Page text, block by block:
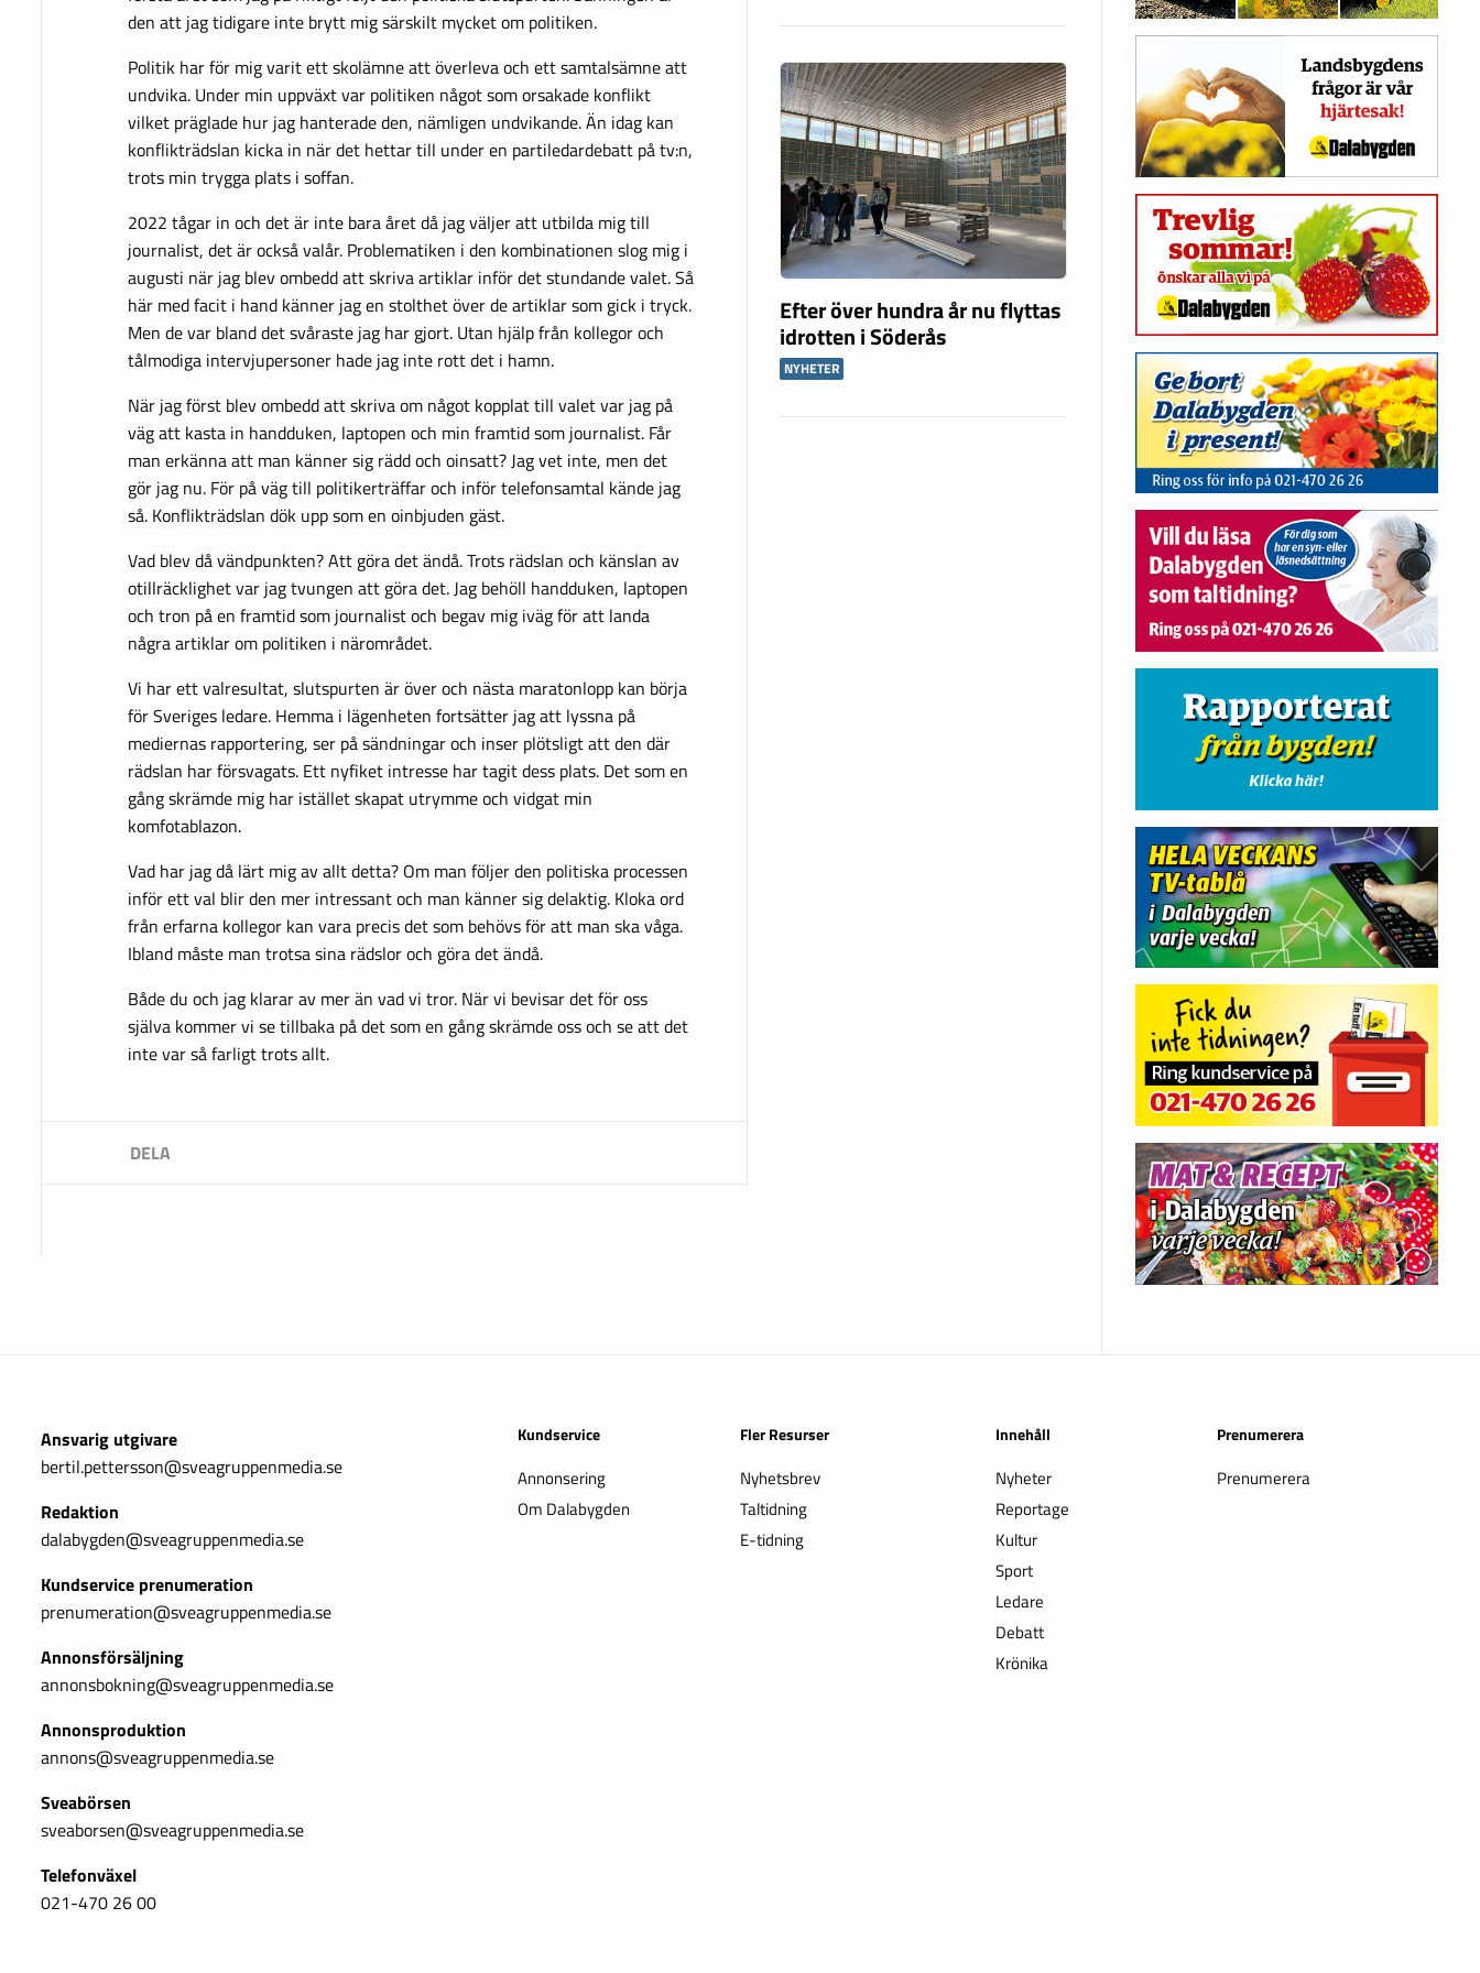
den att jag tidigare inte brytt mig särskilt mycket om politiken.
Politik har för mig varit ett skolämne att överleva och ett samtalsämne att
undvika. Under min uppväxt var politiken något som orsakade konflikt
vilket präglade hur jag hanterade den, nämligen undvikande. Än idag kan
konflikträdslan kicka in när det hettar till under en partiledardebatt på tv:n,
trots min trygga plats i soffan.
2022 tågar in och det är inte bara året då jag väljer att utbilda mig till
journalist, det är också valår. Problematiken i den kombinationen slog mig i
augusti när jag blev ombedd att skriva artiklar inför det stundande valet. Så
här med facit i hand känner jag en stolthet över de artiklar som gick i tryck.
Men de var bland det svåraste jag har gjort. Utan hjälp från kollegor och
tålmodiga intervjupersoner hade jag inte rott det i hamn.
När jag först blev ombedd att skriva om något kopplat till valet var jag på
väg att kasta in handduken, laptopen och min framtid som journalist. Får
man erkänna att man känner sig rädd och oinsatt? Jag vet inte, men det
gör jag nu. För på väg till politikerträffar och inför telefonsamtal kände jag
så. Konflikträdslan dök upp som en oinbjuden gäst.
Vad blev då vändpunkten? Att göra det ändå. Trots rädslan och känslan av
otillräcklighet var jag tvungen att göra det. Jag behöll handduken, laptopen
och tron på en framtid som journalist och begav mig iväg för att landa
några artiklar om politiken i närområdet.
Vi har ett valresultat, slutspurten är över och nästa maratonlopp kan börja
för Sveriges ledare. Hemma i lägenheten fortsätter jag att lyssna på
mediernas rapportering, ser på sändningar och inser plötsligt att den där
rädslan har försvagats. Ett nyfiket intresse har tagit dess plats. Det som en
gång skrämde mig har istället skapat utrymme och vidgat min
komfotablazon.
Vad har jag då lärt mig av allt detta? Om man följer den politiska processen
inför ett val blir den mer intressant och man känner sig delaktig. Kloka ord
från erfarna kollegor kan vara precis det som behövs för att man ska våga.
Ibland måste man trotsa sina rädslor och göra det ändå.
Både du och jag klarar av mer än vad vi tror. När vi bevisar det för oss
själva kommer vi se tillbaka på det som en gång skrämde oss och se att det
inte var så farligt trots allt.
Efter över hundra år nu flyttas
idrotten i Söderås
NYHETER
Ansvarig utgivare
bertil.pettersson@sveagruppenmedia.se
Redaktion
dalabygden@sveagruppenmedia.se
Kundservice prenumeration
prenumeration@sveagruppenmedia.se
Annonsförsäljning
annonsbokning@sveagruppenmedia.se
Annonsproduktion
annons@sveagruppenmedia.se
Sveabörsen
sveaborsen@sveagruppenmedia.se
Telefonväxel
021-470 26 00
Kundservice
Annonsering
Om Dalabygden
Fler Resurser
Nyhetsbrev
Taltidning
E-tidning
Innehåll
Nyheter
Reportage
Kultur
Sport
Ledare
Debatt
Krönika
Prenumerera
Prenumerera